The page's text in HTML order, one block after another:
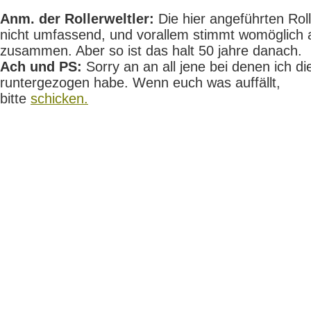
Anm. der Rollerweltler: Die hier angeführten
nicht umfassend, und vorallem stimmt womöglich
zusammen. Aber so ist das halt 50 jahre danach.
Ach und PS: Sorry an an all jene bei denen ich
runtergezogen habe. Wenn euch was auffällt,
bitte schicken.